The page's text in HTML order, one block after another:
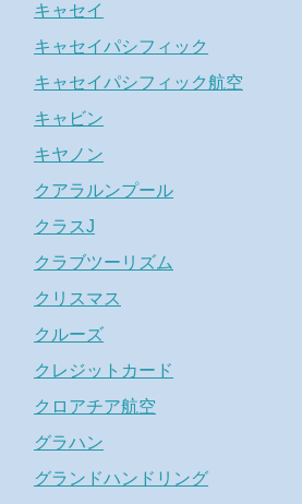
キャセイ
キャセイパシフィック
キャセイパシフィック航空
キャビン
キヤノン
クアラルンプール
クラスJ
クラブツーリズム
クリスマス
クルーズ
クレジットカード
クロアチア航空
グラハン
グランドハンドリング